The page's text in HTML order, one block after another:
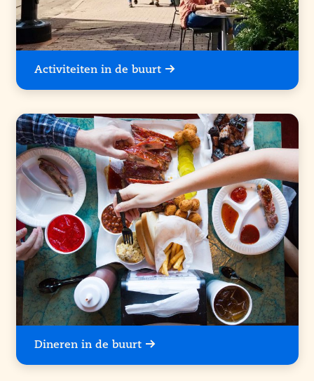
Activiteiten in de buurt
Dineren in de buurt